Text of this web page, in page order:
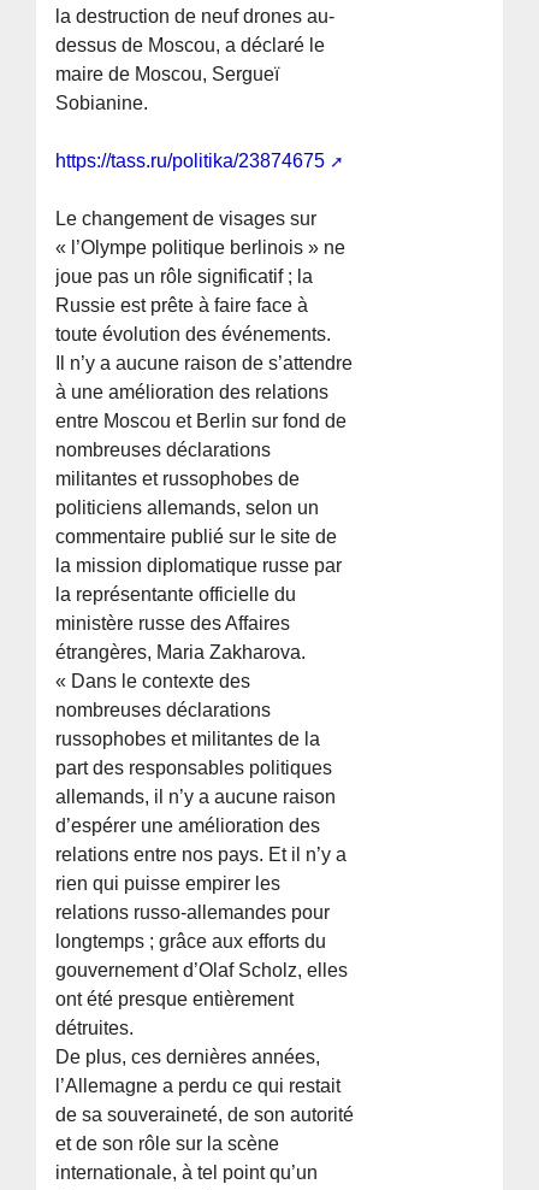
la destruction de neuf drones au-
dessus de Moscou, a déclaré le
maire de Moscou, Sergueï
Sobianine.
https://tass.ru/politika/23874675
Le changement de visages sur
« l’Olympe politique berlinois » ne
joue pas un rôle significatif ; la
Russie est prête à faire face à
toute évolution des événements.
Il n’y a aucune raison de s’attendre
à une amélioration des relations
entre Moscou et Berlin sur fond de
nombreuses déclarations
militantes et russophobes de
politiciens allemands, selon un
commentaire publié sur le site de
la mission diplomatique russe par
la représentante officielle du
ministère russe des Affaires
étrangères, Maria Zakharova.
« Dans le contexte des
nombreuses déclarations
russophobes et militantes de la
part des responsables politiques
allemands, il n’y a aucune raison
d’espérer une amélioration des
relations entre nos pays. Et il n’y a
rien qui puisse empirer les
relations russo-allemandes pour
longtemps ; grâce aux efforts du
gouvernement d’Olaf Scholz, elles
ont été presque entièrement
détruites.
De plus, ces dernières années,
l’Allemagne a perdu ce qui restait
de sa souveraineté, de son autorité
et de son rôle sur la scène
internationale, à tel point qu’un